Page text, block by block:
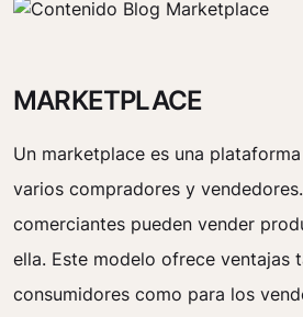
MARKETPLACE
Un marketplace es una
varios compradores y
comerciantes pueden vender
ella. Este modelo ofrece ventajas
consumidores como para los